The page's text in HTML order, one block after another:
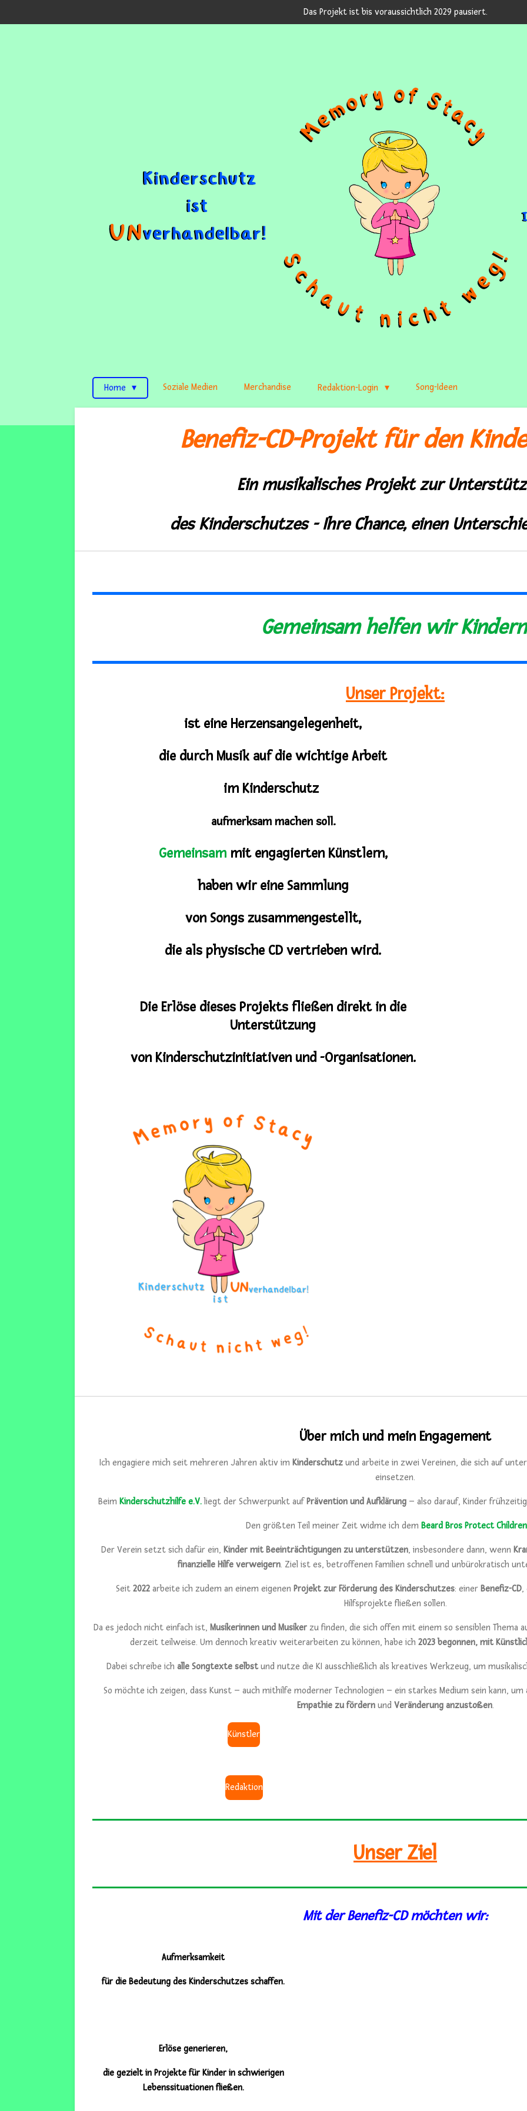
Hauptinhalt
Das Projekt ist bis voraussichtlich 2029 pausiert.
Home Soziale Medien Merchandise Redaktion-Login Song-Ideen
Benefiz-CD-Projekt für den
Ein musikalisches Projektzur
des Kinderschutzes - Ihre Chance, einen
Gemeinsam helfen wir
Unser Projekt:
ist eine Herzensangelegenheit,
die durch Musik auf die wichtige Arbeit
im Kinderschutz
aufmerksam machen soll.
Gemeinsammit engagierten Künstlern,
haben wir eine Sammlung
von Songs zusammengestellt,
die als physische CD vertrieben wird.
Die Erlöse dieses Projekts fließen direkt in die
Unterstützung
von Kinderschutzinitiativen und -Organisationen.
Über mich und mein Engagement
Ich engagiere mich seit mehreren Jahren aktiv im Kinderschutz und arbeite in zwei Vereinen, die sich auf
einsetzen.
Beim Kinderschutzhilfe e.V.liegt der Schwerpunkt aufPrävention und Aufklärung – also darauf, Kinder
Den größten Teil meiner Zeit widme ich dem Beard Bros Protect
Der Verein setzt sich dafür ein, Kinder mit Beeinträchtigungen zu unterstützen, insbesondere dann, wenn
finanzielle Hilfe verweigern. Ziel ist es, betroffenen Familien schnell und unbürokratisch
Seit 2022 arbeite ich zudem an einem eigenen Projekt zur Förderung des Kinderschutzes: einer Benefiz-CD,
Hilfsprojekte fließen sollen.
Da es jedoch nicht einfach ist, Musikerinnen und Musikerzu finden, die sich offen mit einem so sensiblen Thema
derzeit teilweise. Um dennoch kreativ weiterarbeiten zu können, habe ich 2023 begonnen, mit
Dabei schreibe ich alle Songtexte selbstund nutze die KI ausschließlich als kreatives Werkzeug, um
So möchte ich zeigen, dass Kunst – auch mithilfe moderner Technologien – ein starkes Medium sein kann, um
Empathie zu fördernund Veränderung anzustoßen.
Künstler
Redaktion
Unser Ziel
Mit der Benefiz-CD möchten wir:
Aufmerksamkeit
für die Bedeutung des Kinderschutzes schaffen.
Erlöse generieren,
die gezielt in Projekte für Kinder in schwierigen
Lebenssituationen fließen.